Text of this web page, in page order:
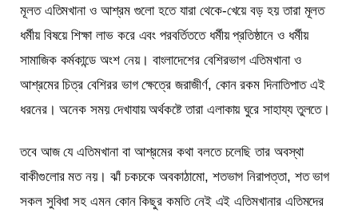
মূলত এতিমখানা ও আশ্রম গুলো হতে যারা থেকে-খেয়ে বড় হয় তারা মূলত
ধর্মীয় বিষয়ে শিক্ষা লাভ করে এবং পরবর্তিততে ধর্মীয় প্রতিষ্ঠানে ও ধর্মীয়
সামাজিক কর্মকান্ডে অংশ নেয়। বাংলাদেশের বেশিরভাগ এতিমখানা ও
আশ্রমের চিত্র বেশিরর ভাগ ক্ষেত্রে জরাজীর্ণ, কোন রকম দিনাতিপাত এই
ধরনের। অনেক সময় দেখাযায় অর্থকষ্টে তারা এলাকায় ঘুরে সাহায্য তুলতে।
তবে আজ যে এতিমখানা বা আশ্রমের কথা বলতে চলেছি তার অবস্থা
বাকীগুলোর মত নয়। ঝাঁ চকচকে অবকাঠামো, শতভাগ নিরাপত্তা, শত ভাগ
সকল সুবিধা সহ এমন কোন কিছুর কমতি নেই এই এতিমখানার এতিমদের